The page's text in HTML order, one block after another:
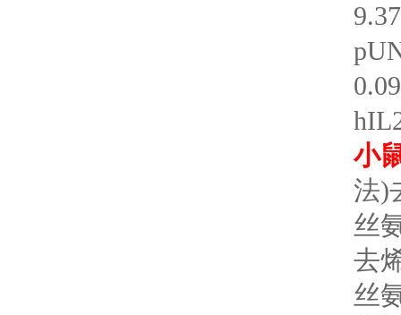
小
法)
丝
去
丝